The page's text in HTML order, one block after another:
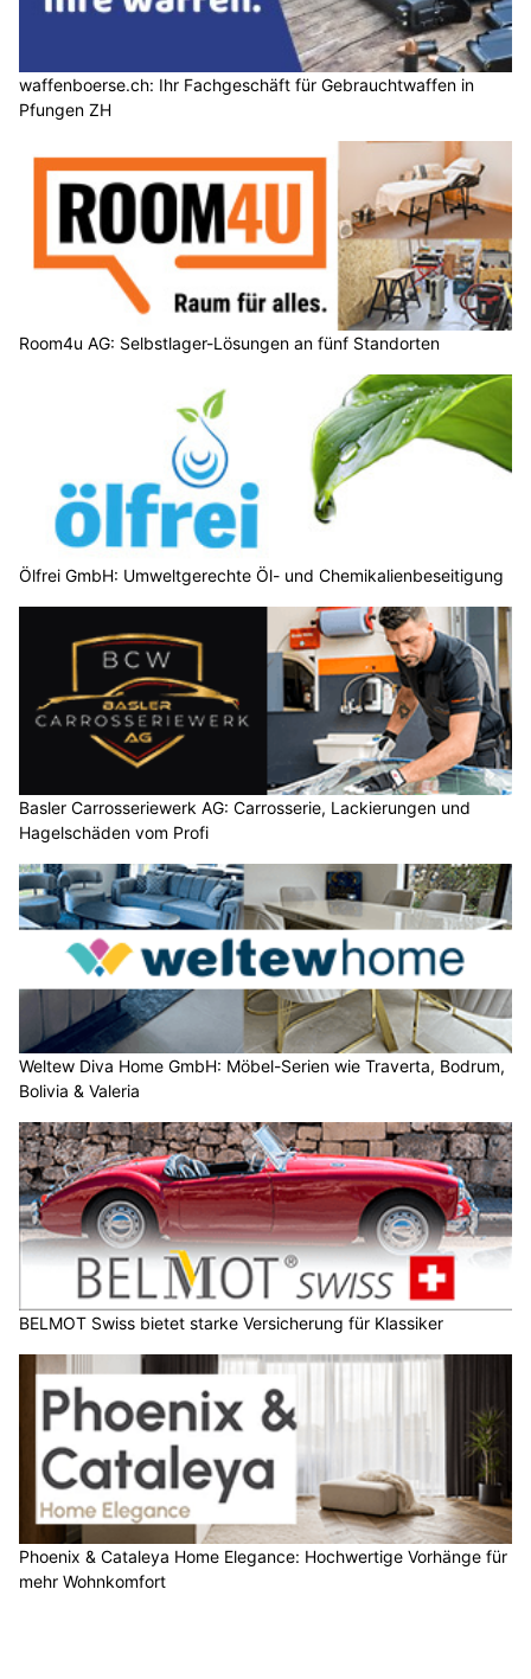
waffenboerse.ch: Ihr Fachgeschäft für Gebrauchtwaffen in
Pfungen ZH
Room4u AG: Selbstlager-Lösungen an fünf Standorten
Ölfrei GmbH: Umweltgerechte Öl- und Chemikalienbeseitigung
Basler Carrosseriewerk AG: Carrosserie, Lackierungen und
Hagelschäden vom Profi
Weltew Diva Home GmbH: Möbel-Serien wie Traverta, Bodrum,
Bolivia & Valeria
BELMOT Swiss bietet starke Versicherung für Klassiker
Phoenix & Cataleya Home Elegance: Hochwertige Vorhänge für
mehr Wohnkomfort